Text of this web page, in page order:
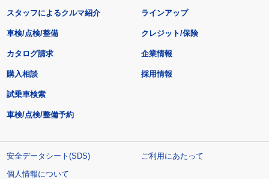
スタッフによるクルマ紹介 ラインアップ
車検/点検/整備 クレジット/保険
カタログ請求
購入相談
試乗車検索
車検/点検/整備予約
企業情報
採用情報
安全データシート(SDS)
ご利用にあたって
個人情報について